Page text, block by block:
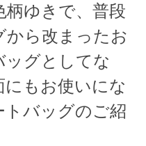
ゆきで、普段
から改まったお
ッグとしてな
もお使いにな
トバッグのご紹